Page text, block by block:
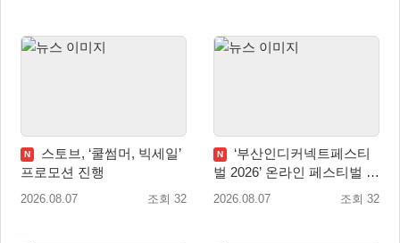
N
스토브, ‘쿨썸머, 빅세일’
프로모션 진행
2026.08.07 조회 32
N
‘부산인디커넥트페스티
벌 2026’ 온라인 페스티벌 개
막
2026.08.07 조회 32